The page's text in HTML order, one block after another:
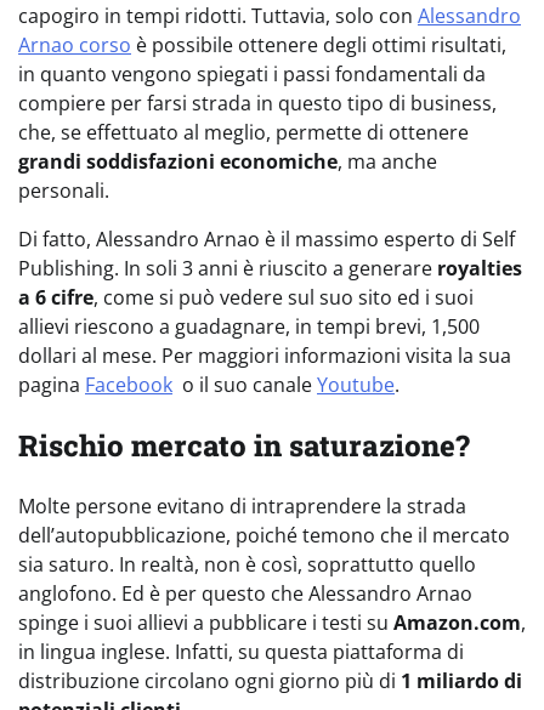
capogiro in tempi ridotti. Tuttavia, solo con Alessandro
Arnao corso è possibile ottenere degli ottimi risultati,
in quanto vengono spiegati i passi fondamentali da
compiere per farsi strada in questo tipo di business,
che, se effettuato al meglio, permette di ottenere
grandi soddisfazioni economiche, ma anche
personali.
Di fatto, Alessandro Arnao è il massimo esperto di Self
Publishing. In soli 3 anni è riuscito a generare royalties
a 6 cifre, come si può vedere sul suo sito ed i suoi
allievi riescono a guadagnare, in tempi brevi, 1,500
dollari al mese. Per maggiori informazioni visita la sua
pagina Facebook o il suo canaleYoutube.
Rischio mercato in saturazione?
Molte persone evitano di intraprendere la strada
dell’autopubblicazione, poiché temono che il mercato
sia saturo. In realtà, non è così, soprattutto quello
anglofono. Ed è per questo che Alessandro Arnao
spinge i suoi allievi a pubblicare i testi su Amazon.com,
in lingua inglese. Infatti, su questa piattaforma di
distribuzione circolano ogni giorno più di 1 miliardo di